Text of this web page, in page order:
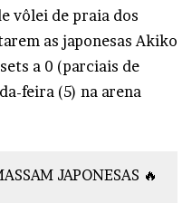
vôlei de praia dos
as japonesas Akiko
a 0 (parciais de
feira (5) na arena
JAPONESAS 🔥